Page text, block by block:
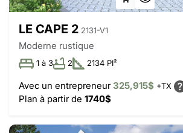
LE CAPE 2 2131-V1
Moderne rustique
1 à 3 2 2134 PI²
Avec un entrepreneur325,915$ +TX
Plan à partir de 1740$